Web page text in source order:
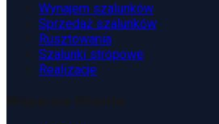
Wynajem szalunków
Sprzedaż szalunków
Rusztowania
Szalunki stropowe
Realizacje